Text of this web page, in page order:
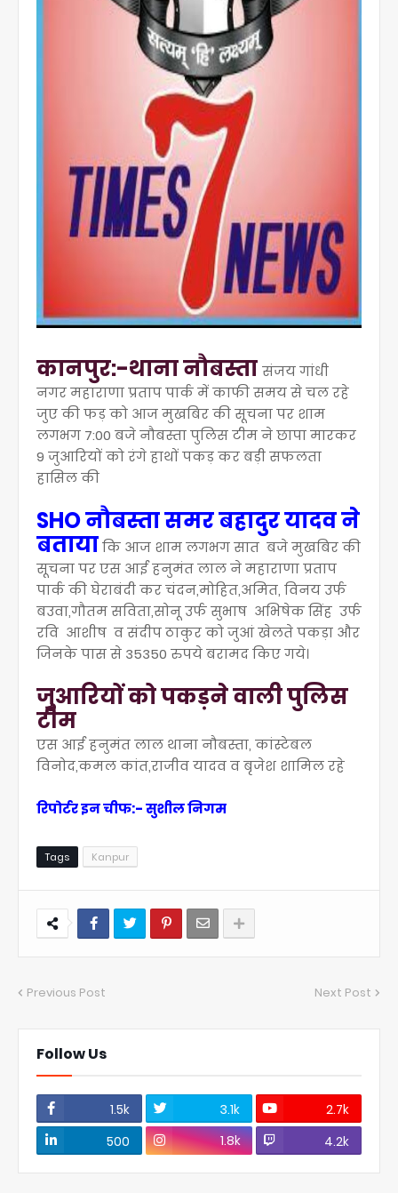
कानपुर:-थाना नौबस्ता संजय गांधी
नगर महाराणा प्रताप पार्क में काफी समय से चल रहे
जुए की फड़ को आज मुखबिर की सूचना पर शाम
लगभग 7:00 बजे नौबस्ता पुलिस टीम ने छापा मारकर
9 जुआरियों को रंगे हाथों पकड़ कर बड़ी सफलता
हासिल की
SHO नौबस्ता समर बहादुर यादव ने
बतायाकि आज शाम लगभग सात बजे मुखबिर की
सूचना पर एस आई हनुमंत लाल ने महाराणा प्रताप
पार्क की घेराबंदी कर चंदन,मोहित,अमित, विनय उर्फ
बउवा,गौतम सविता,सोनू उर्फ सुभाष अभिषेक सिंह उर्फ
रवि आशीष व संदीप ठाकुर को जुआं खेलते पकड़ा और
जिनके पास से 35350 रुपये बरामद किए गये।
जुआरियों को पकड़ने वाली पुलिस
टीम
एस आई हनुमंत लाल थाना नौबस्ता, कांस्टेबल
विनोद,कमल कांत,राजीव यादव व बृजेश शामिल रहे
रिपोर्टर इन चीफ:- सुशील निगम
Tags Kanpur
Previous Post Next Post
Follow Us
1.5k 3.1k
2.7k
500
1.8k 4.2k